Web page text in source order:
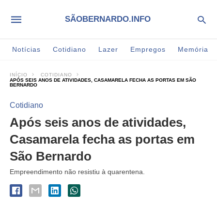
SÃOBERNARDO.INFO
Notícias Cotidiano Lazer Empregos Memória
INÍCIO
COTIDIANO
APÓS SEIS ANOS DE ATIVIDADES, CASAMARELA FECHA AS PORTAS EM SÃO
BERNARDO
Cotidiano
Após seis anos de atividades,
Casamarela fecha as portas em
São Bernardo
Empreendimento não resistiu à quarentena.